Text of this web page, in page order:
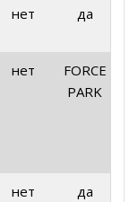
нет да
нет
FORCE
PARK
нет да